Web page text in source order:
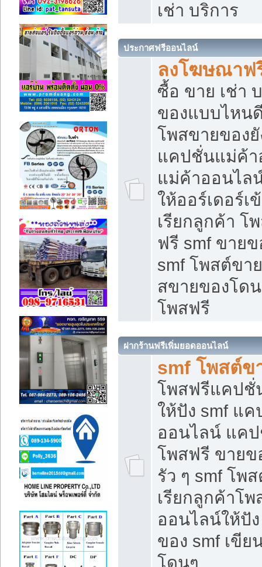
เช่า บริการ
ประกาศฟรีออนไลน์
ลงโฆษณาฟ
ซื้อ ขาย เช่า
ของแบบไหน
โพสขายของยั
แคปชั่นแม่ค้
แม่ค้าออนไล
ให้ออร์เดอร์เ
เรียกลูกค้า โ
ฟรี smf ขาย
smf โพสต์ขา
สขายของโด
โพสฟรี
ฝากร้านฟรีเพิ่มยอดออนไลน์
smf โพสต์ข
โพสฟรีแคปชั่
ให้ปัง smf แ
ออนไลน์ แค
โพสฟรี ขายข
รัว ๆ smf โพ
เรียกลูกค้าโ
ออนไลน์ให้ปั
ของ smf เขี
โดนๆ